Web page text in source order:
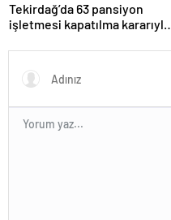
Tekirdağ’da 63 pansiyon
işletmesi kapatılma kararıyla